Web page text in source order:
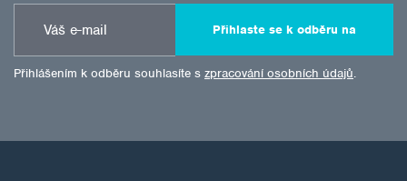
Přihlaste se k odběru na
Přihlášením k odběru souhlasíte s zpracování osobních údajů.